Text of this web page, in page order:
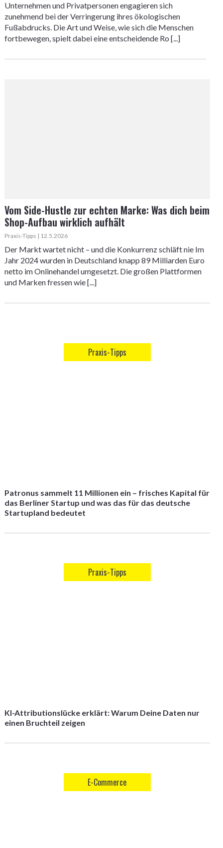
Unternehmen und Privatpersonen engagieren sich
zunehmend bei der Verringerung ihres ökologischen
Fußabdrucks. Die Art und Weise, wie sich die Menschen
fortbewegen, spielt dabei eine entscheidende Ro [...]
Vom Side-Hustle zur echten Marke: Was dich beim
Shop-Aufbau wirklich aufhält
Praxis-Tipps | 12.5.2026
Der Markt wartet nicht – und die Konkurrenz schläft nie Im
Jahr 2024 wurden in Deutschland knapp 89 Milliarden Euro
netto im Onlinehandel umgesetzt. Die großen Plattformen
und Marken fressen wie [...]
Praxis-Tipps
Patronus sammelt 11 Millionen ein – frisches Kapital für
das Berliner Startup und was das für das deutsche
Startupland bedeutet
Praxis-Tipps
KI-Attributionslücke erklärt: Warum Deine Daten nur
einen Bruchteil zeigen
E-Commerce